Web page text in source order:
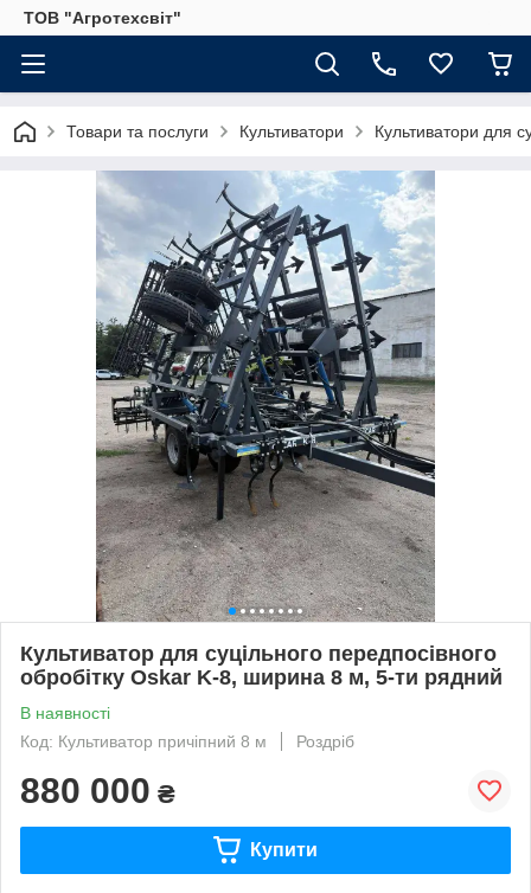
ТОВ "Агротехсвіт"
Товари та послуги Культиватори Культиватори для
Культиватор для суцільного передпосівного
обробітку Oskar K-8, ширина 8 м, 5-ти рядний
В наявності
Код: Культиватор причіпний 8 м
Роздріб
880 000 ₴
Купити